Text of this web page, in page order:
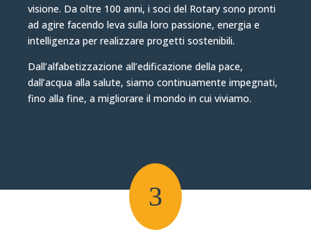
visione. Da oltre 100 anni, i soci del Rotary sono pronti
ad agire facendo leva sulla loro passione, energia e
intelligenza per realizzare progetti sostenibili.
Dall’alfabetizzazione all’edificazione della pace,
dall’acqua alla salute, siamo continuamente impegnati,
fino alla fine, a migliorare il mondo in cui viviamo.
3